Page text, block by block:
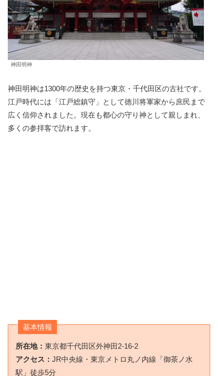
神田明神
神田明神は1300年の歴史を持つ東京・千代田区の古社です。
江戸時代には「江戸総鎮守」として徳川将軍家から庶民まで
広く信仰されました。現在も都心の守り神として親しまれ、
多くの参拝客で訪れます。
基本情報
所在地： 東京都千代田区外神田2-16-2
アクセス： JR中央線・東京メトロ丸ノ内線「御茶ノ水
駅」徒歩5分